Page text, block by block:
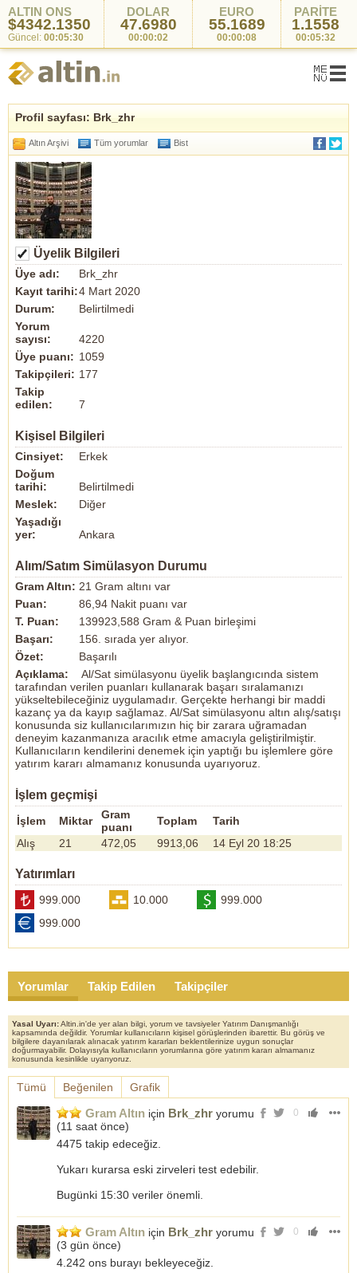
ALTIN ONS
$4342.1350
Güncel: 00:05:30
DOLAR
47.6980
00:00:02
EURO
55.1689
00:00:08
PARİTE
1.1558
00:05:32
Profil sayfası: Brk_zhr
Altın Arşivi Tüm yorumlar Bist
Üyelik Bilgileri
Üye adı:
Brk_zhr
Kayıt tarihi:4 Mart 2020
Durum:
Belirtilmedi
Yorum
sayısı:
4220
Üye puanı: 1059
Takipçileri: 177
Takip
edilen:
7
Kişisel Bilgileri
Cinsiyet:
Erkek
Doğum
tarihi:
Belirtilmedi
Meslek:
Diğer
Yaşadığı
yer:
Ankara
Alım/Satım Simülasyon Durumu
Gram Altın: 21 Gram altını var
Puan:
86,94 Nakit puanı var
T. Puan:
139923,588 Gram & Puan birleşimi
Başarı:
156. sırada yer alıyor.
Özet:
Başarılı
Açıklama:
Al/Sat simülasyonu üyelik başlangıcında sistem
tarafından verilen puanları kullanarak başarı sıralamanızı
yükseltebileceğiniz uygulamadır. Gerçekte herhangi bir maddi
kazanç ya da kayıp sağlamaz. Al/Sat simülasyonu altın alış/satışı
konusunda siz kullanıcılarımızın hiç bir zarara uğramadan
deneyim kazanmanıza aracılık etme amacıyla geliştirilmiştir.
Kullanıcıların kendilerini denemek için yaptığı bu işlemlere göre
yatırım kararı almamanız konusunda uyarıyoruz.
İşlem geçmişi
İşlem Miktar
Gram
puanı
Toplam
Tarih
Alış
21 472,05 9913,06 14 Eyl 20 18:25
Yatırımları
999.000 10.000
999.000
999.000
Yorumlar Takip Edilen Takipçiler
Yasal Uyarı:Altin.in'de yer alan bilgi, yorum ve tavsiyeler Yatırım Danışmanlığı
kapsamında değildir. Yorumlar kullanıcıların kişisel görüşlerinden ibarettir. Bu görüş ve
bilgilere dayanılarak alınacak yatırım kararları beklentilerinize uygun sonuçlar
doğurmayabilir. Dolayısıyla kullanıcıların yorumlarına göre yatırım kararı almamanız
konusunda kesinlikle uyarıyoruz.
Tümü Beğenilen Grafik
0
Gram Altın için Brk_zhr yorumu
(11 saat önce)
4475 takip edeceğiz.
Yukarı kurarsa eski zirveleri test edebilir.
Bugünki 15:30 veriler önemli.
0
Gram Altın için Brk_zhr yorumu
(3 gün önce)
4.242 ons burayı bekleyeceğiz.